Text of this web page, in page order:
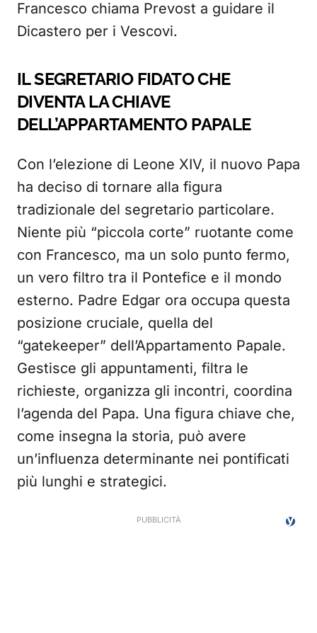
Francesco chiama Prevost a guidare il
Dicastero per i Vescovi.
IL SEGRETARIO FIDATO CHE
DIVENTA LA CHIAVE
DELL’APPARTAMENTO PAPALE
Con l’elezione di Leone XIV, il nuovo Papa
ha deciso di tornare alla figura
tradizionale del segretario particolare.
Niente più “piccola corte” ruotante come
con Francesco, ma un solo punto fermo,
un vero filtro tra il Pontefice e il mondo
esterno. Padre Edgar ora occupa questa
posizione cruciale, quella del
“gatekeeper” dell’Appartamento Papale.
Gestisce gli appuntamenti, filtra le
richieste, organizza gli incontri, coordina
l’agenda del Papa. Una figura chiave che,
come insegna la storia, può avere
un’influenza determinante nei pontificati
più lunghi e strategici.